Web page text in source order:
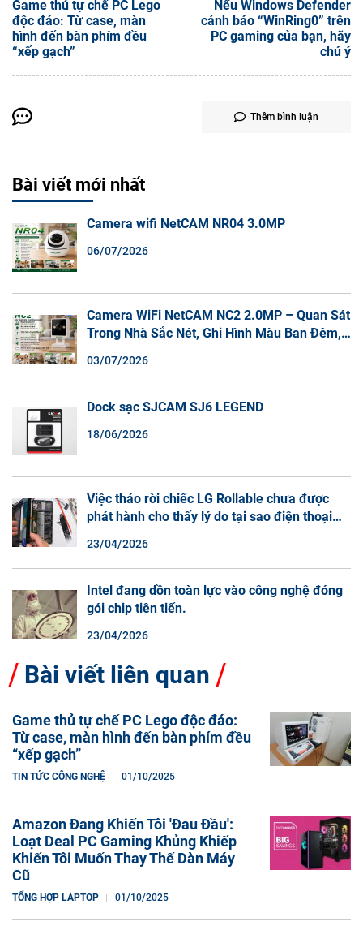
Game thủ tự chế PC Lego
độc đáo: Từ case, màn
hình đến bàn phím đều
“xếp gạch”
Nếu Windows Defender
cảnh báo “WinRing0” trên
PC gaming của bạn, hãy
chú ý
Thêm bình luận
Bài viết mới nhất
Camera wifi NetCAM NR04 3.0MP
06/07/2026
Camera WiFi NetCAM NC2 2.0MP – Quan Sát
Trong Nhà Sắc Nét, Ghi Hình Màu Ban Đêm,
03/07/2026
Dock sạc SJCAM SJ6 LEGEND
18/06/2026
Việc tháo rời chiếc LG Rollable chưa được
phát hành cho thấy lý do tại sao điện thoại
23/04/2026
Intel đang dồn toàn lực vào công nghệ đóng
gói chip tiên tiến.
23/04/2026
Bài viết liên quan
Game thủ tự chế PC Lego độc đáo:
Từ case, màn hình đến bàn phím đều
“xếp gạch”
TIN TỨC CÔNG NGHỆ 01/10/2025
Amazon Đang Khiến Tôi 'Đau Đầu':
Loạt Deal PC Gaming Khủng Khiếp
Khiến Tôi Muốn Thay Thế Dàn Máy
Cũ
TỔNG HỢP LAPTOP 01/10/2025